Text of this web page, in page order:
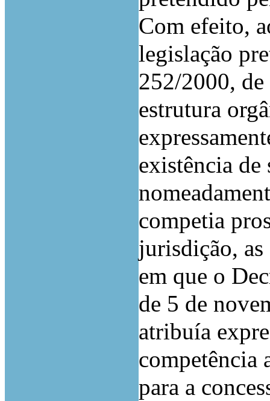
Com efeito,
legislação
252/2000,
estrutura
existência de
competia
jurisdição,
em que o
de 5 de
atribuía
competência
para a